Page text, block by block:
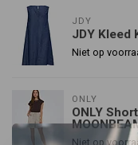
JDY
JDY Kleed
Niet op
ONLY
ONLY
Niet op